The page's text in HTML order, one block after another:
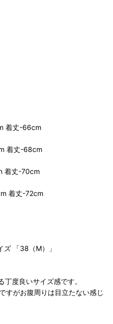
着丈-66cm
着丈-68cm
着丈-70cm
着丈-72cm
「38（M）」
度良いサイズ感です。
がお腹周りは目立たない感じ